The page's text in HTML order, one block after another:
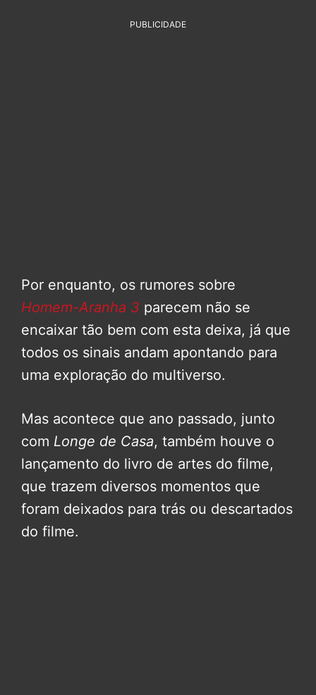
PUBLICIDADE
Por enquanto, os rumores sobre
Homem-Aranha 3 parecem não se
encaixar tão bem com esta deixa, já que
todos os sinais andam apontando para
uma exploração do multiverso.
Mas acontece que ano passado, junto
com Longe de Casa, também houve o
lançamento do livro de artes do filme,
que trazem diversos momentos que
foram deixados para trás ou descartados
do filme.